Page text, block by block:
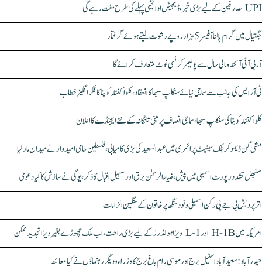
UPI صارفین کے لیے بڑی خبر، ڈیجیٹل ادائیگی پہلے کی طرح مفت رہے گی
جگتیال میں گرام پالنا آفیسر 5 ہزار روپے رشوت لیتے ہوئے گرفتار
آر بی آئی آئندہ مالی سال سے پولیمر کرنسی نوٹ متعارف کرائے گا
ٹی آر ایس کی جانب سے سماجی نیائے سنکلپ سبھا کا انعقاد، کلواکنٹلہ کویتا کا فکر انگیز خطاب
کلواکنٹلہ کویتا کی سنکلپ سبھا، سماجی انصاف پر مبنی تلنگانہ کے نئے ایجنڈے کا اعلان
مشی گن ڈیموکریٹک سینیٹ پرائمری میں عبدالسعید کی بڑی کامیابی، فلسطین حامی امیدوار نے میدان مار لیا
سنبھل تشدد رپورٹ اسمبلی میں پیش، ضیاء الرحمٰن برق اور سہیل اقبال کا ذکر، یوگی نے سازش کا کیا دعویٰ
اتر پردیش بی جے پی رکن اسمبلی ونود سنگھ پر خاتون کے سنگین الزامات
امریکہ میں H-1B اور L-1 ویزا ہولڈرز کے لیے بڑی راحت، اب ملک چھوڑے بغیر ویزا تجدید ممکن
حیدرآباد: سعیدآباد اسٹیل برج اور موسیٰ رام باغ برج کا وزراء و دیگر رہنماؤں نے کیا معائنہ